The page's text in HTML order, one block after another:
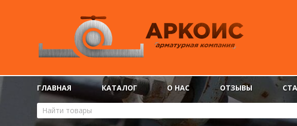
ГЛАВНАЯ КАТАЛОГ О НАС ОТЗЫВЫ